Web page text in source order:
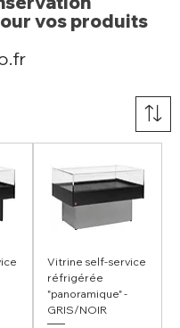
vos produits
Vitrine self-service
réfrigérée
"panoramique" -
GRIS/NOIR